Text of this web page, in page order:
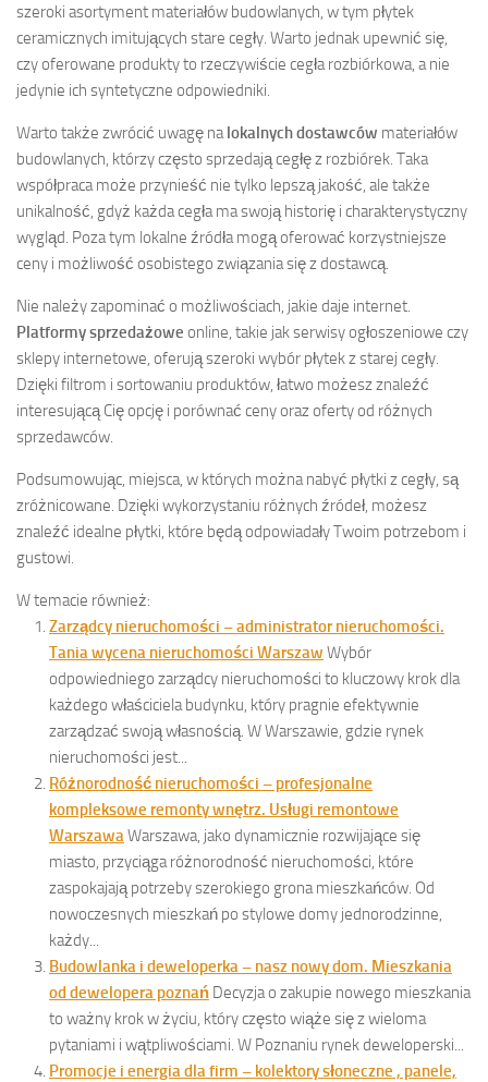
szeroki asortyment materiałów budowlanych, w tym płytek
ceramicznych imitujących stare cegły. Warto jednak upewnić się,
czy oferowane produkty to rzeczywiście cegła rozbiórkowa, a nie
jedynie ich syntetyczne odpowiedniki.
Warto także zwrócić uwagę nalokalnych dostawców materiałów
budowlanych, którzy często sprzedają cegłę z rozbiórek. Taka
współpraca może przynieść nie tylko lepszą jakość, ale także
unikalność, gdyż każda cegła ma swoją historię i charakterystyczny
wygląd. Poza tym lokalne źródła mogą oferować korzystniejsze
ceny i możliwość osobistego związania się z dostawcą.
Nie należy zapominać o możliwościach, jakie daje internet.
Platformy sprzedażowe online, takie jak serwisy ogłoszeniowe czy
sklepy internetowe, oferują szeroki wybór płytek z starej cegły.
Dzięki filtrom i sortowaniu produktów, łatwo możesz znaleźć
interesującą Cię opcję i porównać ceny oraz oferty od różnych
sprzedawców.
Podsumowując, miejsca, w których można nabyć płytki z cegły, są
zróżnicowane. Dzięki wykorzystaniu różnych źródeł, możesz
znaleźć idealne płytki, które będą odpowiadały Twoim potrzebom i
gustowi.
W temacie również:
Zarządcy nieruchomości – administrator nieruchomości.
Tania wycena nieruchomości Warszaw Wybór
odpowiedniego zarządcy nieruchomości to kluczowy krok dla
każdego właściciela budynku, który pragnie efektywnie
zarządzać swoją własnością. W Warszawie, gdzie rynek
nieruchomości jest...
Różnorodność nieruchomości – profesjonalne
kompleksowe remonty wnętrz. Usługi remontowe
WarszawaWarszawa, jako dynamicznie rozwijające się
miasto, przyciąga różnorodność nieruchomości, które
zaspokajają potrzeby szerokiego grona mieszkańców. Od
nowoczesnych mieszkań po stylowe domy jednorodzinne,
każdy...
Budowlanka i deweloperka – nasz nowy dom. Mieszkania
od dewelopera poznań Decyzja o zakupie nowego mieszkania
to ważny krok w życiu, który często wiąże się z wieloma
pytaniami i wątpliwościami. W Poznaniu rynek deweloperski...
Promocje i energia dla firm – kolektory słoneczne , panele,